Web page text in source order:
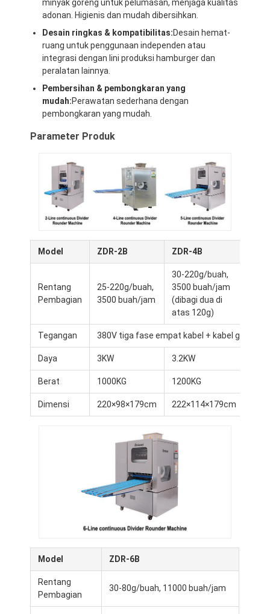
Produk
Tentang Kami
Tur Pabrik
Kontrol Kualitas
Hubungi Kami
Divider Rounder
minyak goreng untuk pelumasan, menjaga kualitas
adonan. Higienis dan mudah dibersihkan.
Desain ringkas & kompatibilitas:Desain hemat-
ruang untuk penggunaan independen atau
integrasi dengan lini produksi hamburger dan
peralatan lainnya.
Pembersihan & pembongkaran yang
mudah:Perawatan sederhana dengan
pembongkaran yang mudah.
Parameter Produk
Model ZDR-2B ZDR-4B
Rentang
Pembagian
25-220g/buah,
3500 buah/jam
30-220g/buah,
3500 buah/jam
(dibagi dua di
atas 120g)
Tegangan 380V tiga fase empat kabel + kabel ground
Daya 3KW 3.2KW
Berat 1000KG 1200KG
Dimensi 220×98×179cm 222×114×179cm
Model ZDR-6B
Rentang
Pembagian
30-80g/buah, 11000 buah/jam